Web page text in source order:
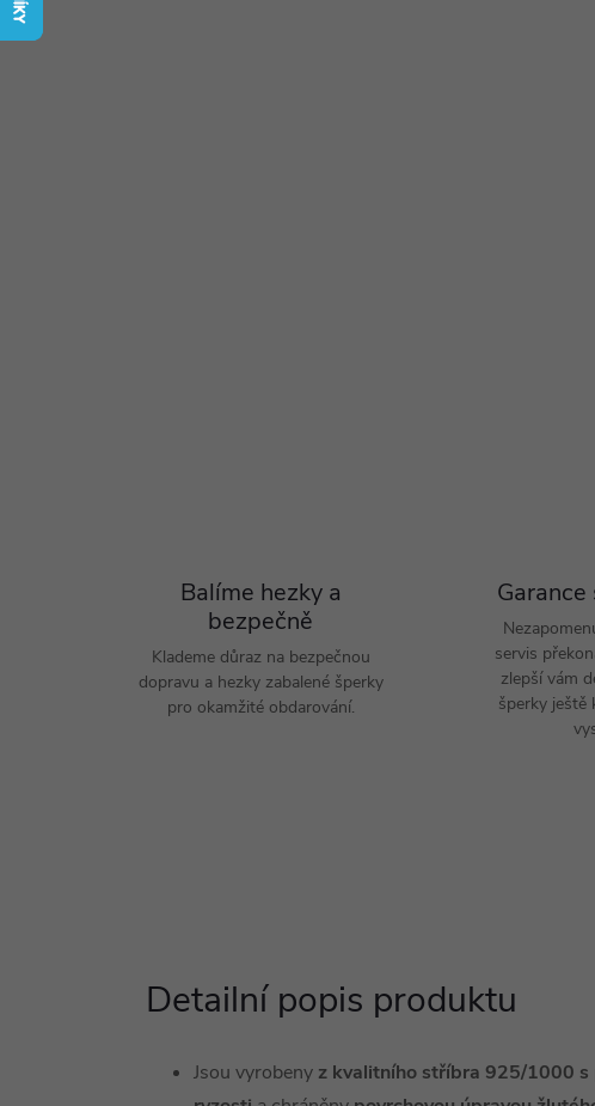
Balíme hezky a
bezpečně
Klademe důraz na bezpečnou
dopravu a hezky zabalené šperky
pro okamžité obdarování.
servis
zlepší vám
šperky ještě
Detailní popis produktu
Jsou vyrobeny z kvalitního stříbra 925/1000 s